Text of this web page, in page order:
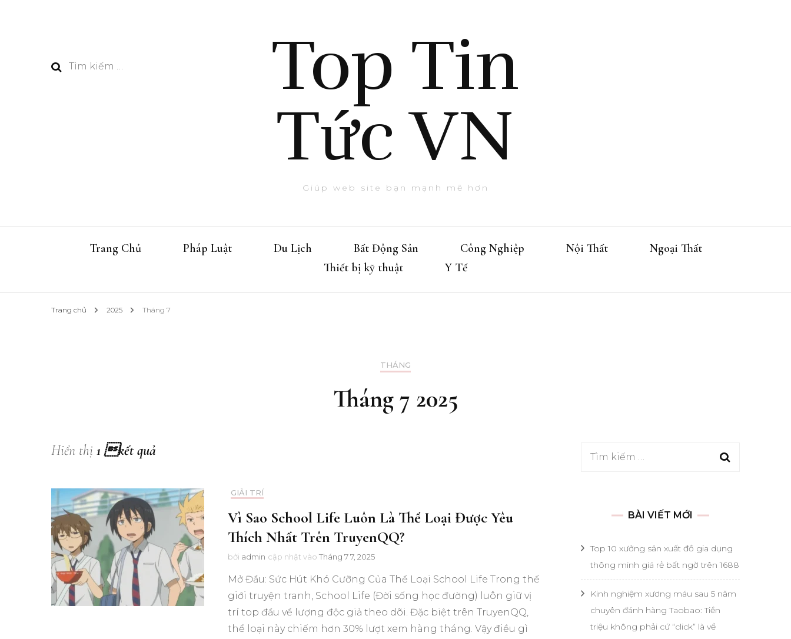
Tìm
Top Tin
Tức VN
Giúp web site bạn mạnh mẽ hơn
Trang Chủ Pháp Luật Du Lịch Bất Động Sản Công Nghiệp Nội Thất
Ngoại Thất
Thiết bị kỹ thuật
Y Tế
Trang chủ 2025 Tháng 7
THÁNG
Tháng 7 2025
Hiển thị 1 kết quả
GIẢI TRÍ
Vì Sao School Life Luôn Là Thể Loại Được Yêu
Thích Nhất Trên TruyenQQ?
bởi admin cập nhật vào Tháng 7 7, 2025
Mở Đầu: Sức Hút Khó Cưỡng Của Thể Loại School Life Trong thế
giới truyện tranh, School Life (Đời sống học đường) luôn giữ vị
trí top đầu về lượng độc giả theo dõi. Đặc biệt trên TruyenQQ,
thể loại này chiếm hơn 30% lượt xem hàng tháng. Vậy điều gì
Tìm
BÀI VIẾT MỚI
Top 10 xưởng sản xuất đồ gia dụng
thông minh giá rẻ bất ngờ trên 1688
Kinh nghiệm xương máu sau 5 năm
chuyên đánh hàng Taobao: Tiền
triệu không phải cứ “click” là về